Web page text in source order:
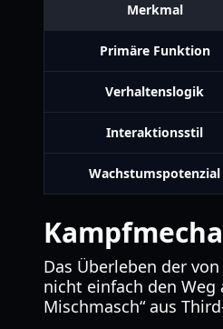
Merkmal
Primäre Funktion
Verhaltenslogik
Interaktionsstil
Wachstumspotenzial
Das Überleben der
nicht einfach den Weg
Mischmasch“ aus